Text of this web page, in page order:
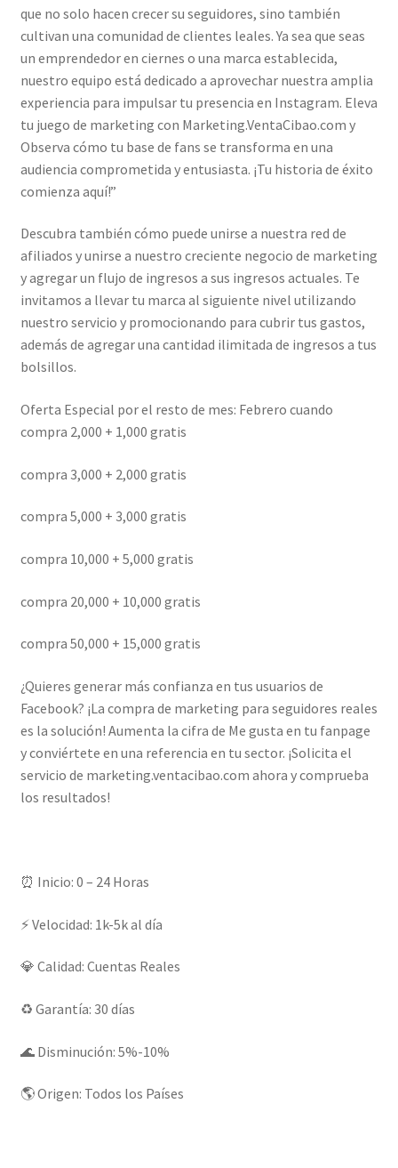
que no solo hacen crecer su seguidores, sino también
cultivan una comunidad de clientes leales. Ya sea que seas
un emprendedor en ciernes o una marca establecida,
nuestro equipo está dedicado a aprovechar nuestra amplia
experiencia para impulsar tu presencia en Instagram. Eleva
tu juego de marketing con Marketing.VentaCibao.com y
Observa cómo tu base de fans se transforma en una
audiencia comprometida y entusiasta. ¡Tu historia de éxito
comienza aquí!”
Descubra también cómo puede unirse a nuestra red de
afiliados y unirse a nuestro creciente negocio de marketing
y agregar un flujo de ingresos a sus ingresos actuales. Te
invitamos a llevar tu marca al siguiente nivel utilizando
nuestro servicio y promocionando para cubrir tus gastos,
además de agregar una cantidad ilimitada de ingresos a tus
bolsillos.
Oferta Especial por el resto de mes: Febrero cuando
compra 2,000 + 1,000 gratis
compra 3,000 + 2,000 gratis
compra 5,000 + 3,000 gratis
compra 10,000 + 5,000 gratis
compra 20,000 + 10,000 gratis
compra 50,000 + 15,000 gratis
¿Quieres generar más confianza en tus usuarios de
Facebook? ¡La compra de marketing para seguidores reales
es la solución! Aumenta la cifra de Me gusta en tu fanpage
y conviértete en una referencia en tu sector. ¡Solicita el
servicio de marketing.ventacibao.com ahora y comprueba
los resultados!
⏰ Inicio: 0 – 24 Horas
⚡ Velocidad: 1k-5k al día
💎 Calidad: Cuentas Reales
♻️ Garantía: 30 días
🌊 Disminución: 5%-10%
🌎 Origen: Todos los Países